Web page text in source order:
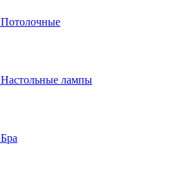
Потолочные
Настольные лампы
Бра